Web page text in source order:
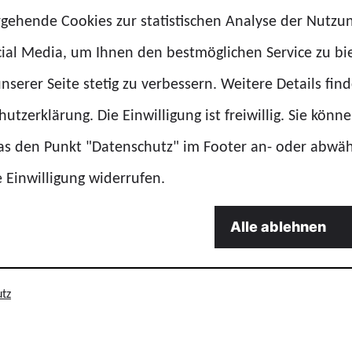
seit Mitte Mai 2023 institutionelle Partnerin des
Dialog für Öffentliche Sicherheit“ unter der
als „der Think Tank und gesellschaftliche
Wissenschaft und Wirtschaft um Fragen der
Sicherheit in Deutschland und Europa“.
Austausch über verschiedene
Cookies zur statistischen Analyse der
Media, um Ihnen den bestmöglichen Service zu
Seite stetig zu verbessern. Weitere Details
Die Einwilligung ist freiwillig. Sie
den Punkt "Datenschutz" im Footer an- oder
Einwilligung widerrufen.
Alle ablehnen